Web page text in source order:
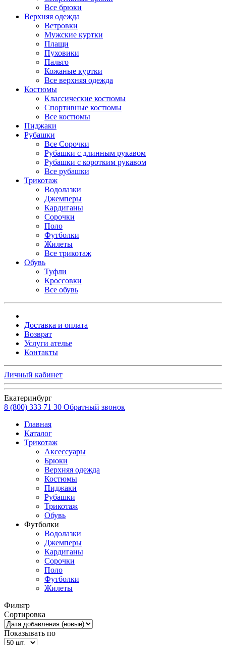
Все брюки
Верхняя одежда
Ветровки
Мужские куртки
Плащи
Пуховики
Пальто
Кожаные куртки
Все верхняя одежда
Костюмы
Классические костюмы
Спортивные костюмы
Все костюмы
Пиджаки
Рубашки
Все Сорочки
Рубашки с длинным рукавом
Рубашки с коротким рукавом
Все рубашки
Трикотаж
Водолазки
Джемперы
Кардиганы
Сорочки
Поло
Футболки
Жилеты
Все трикотаж
Обувь
Туфли
Кроссовки
Все обувь
Доставка и оплата
Возврат
Услуги ателье
Контакты
Личный кабинет
Екатеринбург
8 (800) 333 71 30 Обратный звонок
Главная
Каталог
Трикотаж
Аксессуары
Брюки
Верхняя одежда
Костюмы
Пиджаки
Рубашки
Трикотаж
Обувь
Футболки
Водолазки
Джемперы
Кардиганы
Сорочки
Поло
Футболки
Жилеты
Фильтр
Сортировка
Показывать по